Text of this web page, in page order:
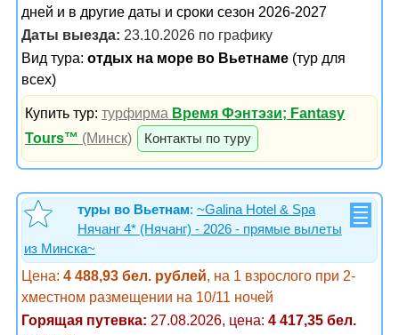
дней и в другие даты и сроки сезон 2026-2027
Даты выезда: 23.10.2026 по графику
Вид тура: отдых на море во Вьетнаме (тур для
всех)
Купить тур:турфирма Время Фэнтэзи; Fantasy
Tours™ (Минск) Контакты по туру
туры во Вьетнам: ~Galina Hotel & Spa
Нячанг 4* (Нячанг) - 2026 - прямые вылеты
из Минска~
Цена: 4 488,93 бел. рублей, на 1 взрослого при 2-
хместном размещении на 10/11 ночей
Горящая путевка: 27.08.2026, цена: 4 417,35 бел.